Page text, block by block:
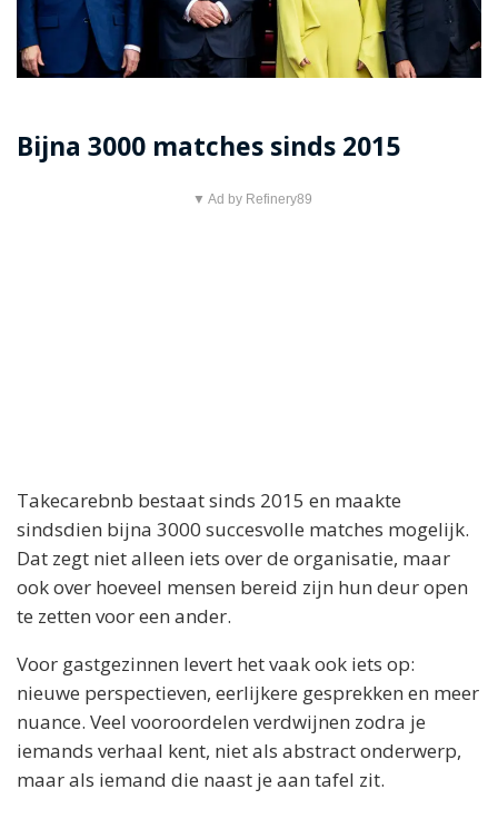
Bijna 3000 matches sinds 2015
▼ Ad by Refinery89
Takecarebnb bestaat sinds 2015 en maakte
sindsdien bijna 3000 succesvolle matches mogelijk.
Dat zegt niet alleen iets over de organisatie, maar
ook over hoeveel mensen bereid zijn hun deur open
te zetten voor een ander.
Voor gastgezinnen levert het vaak ook iets op:
nieuwe perspectieven, eerlijkere gesprekken en meer
nuance. Veel vooroordelen verdwijnen zodra je
iemands verhaal kent, niet als abstract onderwerp,
maar als iemand die naast je aan tafel zit.